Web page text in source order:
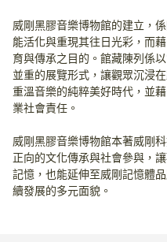
威剛黑膠音樂博物館的建立，
能活化與重現其往日光彩，而
育與傳承之目的。館藏陳列係
並重的展覽形式，讓觀眾沉浸
重溫音樂的純粹美好時代，並
業社會責任。
威剛黑膠音樂博物館本著威剛
正向的文化傳承與社會參與，
記憶，也能延伸至威剛記憶體
續發展的多元面貌。